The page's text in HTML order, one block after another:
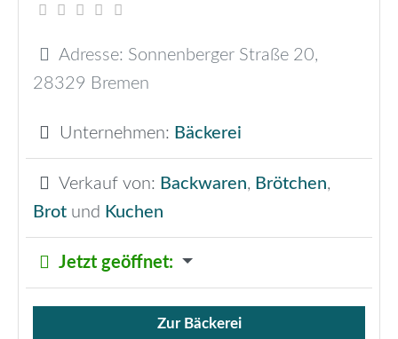
Adresse: Sonnenberger Straße 20,
28329 Bremen
Unternehmen: Bäckerei
Verkauf von: Backwaren, Brötchen,
Brot und Kuchen
Jetzt geöffnet:
Verkauf von Brötchen,
Zur Bäckerei